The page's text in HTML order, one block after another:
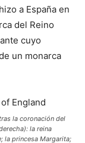
a España en
del Reino
cuyo
un monarca
la coronación del
la reina
la princesa Margarita;